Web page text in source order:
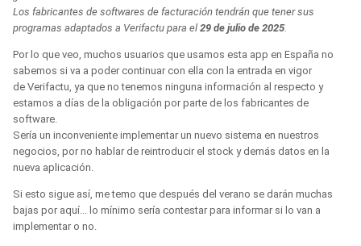
Los fabricantes de softwares de facturación tendrán que tener sus
programas adaptados a Verifactu para el 29 de julio de 2025.
Por lo que veo, muchos usuarios que usamos esta app en España no
sabemos si va a poder continuar con ella con la entrada en vigor
de Verifactu, ya que no tenemos ninguna información al respecto y
estamos a días de la obligación por parte de los fabricantes de
software.
Sería un inconveniente implementar un nuevo sistema en nuestros
negocios, por no hablar de reintroducir el stock y demás datos en la
nueva aplicación.
Si esto sigue así, me temo que después del verano se darán muchas
bajas por aquí... lo mínimo sería contestar para informar si lo van a
implementar o no.